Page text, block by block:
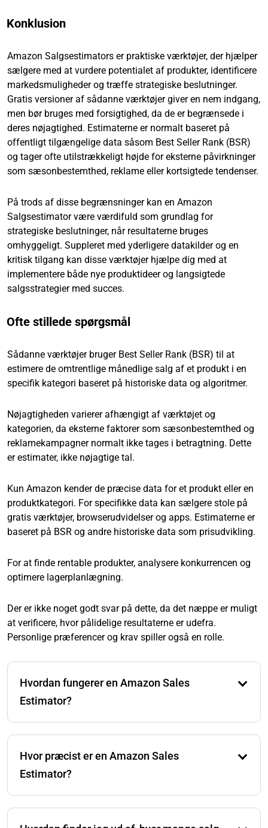
Konklusion
Amazon Salgsestimators er praktiske værktøjer, der hjælper
sælgere med at vurdere potentialet af produkter, identificere
markedsmuligheder og træffe strategiske beslutninger.
Gratis versioner af sådanne værktøjer giver en nem indgang,
men bør bruges med forsigtighed, da de er begrænsede i
deres nøjagtighed. Estimaterne er normalt baseret på
offentligt tilgængelige data såsom Best Seller Rank (BSR)
og tager ofte utilstrækkeligt højde for eksterne påvirkninger
som sæsonbestemthed, reklame eller kortsigtede tendenser.
På trods af disse begrænsninger kan en Amazon
Salgsestimator være værdifuld som grundlag for
strategiske beslutninger, når resultaterne bruges
omhyggeligt. Suppleret med yderligere datakilder og en
kritisk tilgang kan disse værktøjer hjælpe dig med at
implementere både nye produktideer og langsigtede
salgsstrategier med succes.
Ofte stillede spørgsmål
Sådanne værktøjer bruger Best Seller Rank (BSR) til at
estimere de omtrentlige månedlige salg af et produkt i en
specifik kategori baseret på historiske data og algoritmer.
Nøjagtigheden varierer afhængigt af værktøjet og
kategorien, da eksterne faktorer som sæsonbestemthed og
reklamekampagner normalt ikke tages i betragtning. Dette
er estimater, ikke nøjagtige tal.
Kun Amazon kender de præcise data for et produkt eller en
produktkategori. For specifikke data kan sælgere stole på
gratis værktøjer, browserudvidelser og apps. Estimaterne er
baseret på BSR og andre historiske data som prisudvikling.
For at finde rentable produkter, analysere konkurrencen og
optimere lagerplanlægning.
Der er ikke noget godt svar på dette, da det næppe er muligt
at verificere, hvor pålidelige resultaterne er udefra.
Personlige præferencer og krav spiller også en rolle.
Hvordan fungerer en Amazon Sales
Estimator?
i en specifik kategori baseret på historiske data og
algoritmer.
Hvor præcist er en Amazon Sales
Estimator?